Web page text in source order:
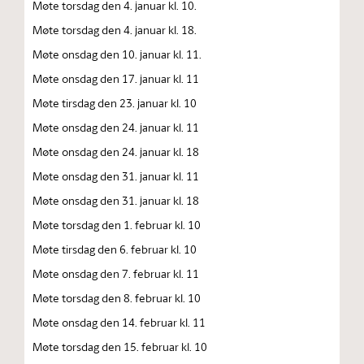
Møte torsdag den 4. januar kl. 10.
Møte torsdag den 4. januar kl. 18.
Møte onsdag den 10. januar kl. 11.
Møte onsdag den 17. januar kl. 11
Møte tirsdag den 23. januar kl. 10
Møte onsdag den 24. januar kl. 11
Møte onsdag den 24. januar kl. 18
Møte onsdag den 31. januar kl. 11
Møte onsdag den 31. januar kl. 18
Møte torsdag den 1. februar kl. 10
Møte tirsdag den 6. februar kl. 10
Møte onsdag den 7. februar kl. 11
Møte torsdag den 8. februar kl. 10
Møte onsdag den 14. februar kl. 11
Møte torsdag den 15. februar kl. 10